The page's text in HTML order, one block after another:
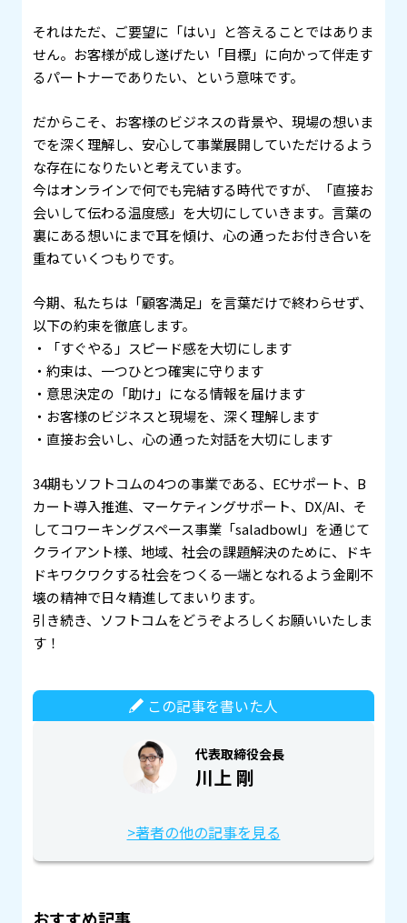
それはただ、ご要望に「はい」と答えることではありま
せん。お客様が成し遂げたい「目標」に向かって伴走す
るパートナーでありたい、という意味です。
だからこそ、お客様のビジネスの背景や、現場の想いま
でを深く理解し、安心して事業展開していただけるよう
な存在になりたいと考えています。
今はオンラインで何でも完結する時代ですが、「直接お
会いして伝わる温度感」を大切にしていきます。言葉の
裏にある想いにまで耳を傾け、心の通ったお付き合いを
重ねていくつもりです。
今期、私たちは「顧客満足」を言葉だけで終わらせず、
以下の約束を徹底します。
・「すぐやる」スピード感を大切にします
・約束は、一つひとつ確実に守ります
・意思決定の「助け」になる情報を届けます
・お客様のビジネスと現場を、深く理解します
・直接お会いし、心の通った対話を大切にします
34期もソフトコムの4つの事業である、ECサポート、B
カート導入推進、マーケティングサポート、DX/AI、そ
してコワーキングスペース事業「saladbowl」を通じて
クライアント様、地域、社会の課題解決のために、ドキ
ドキワクワクする社会をつくる一端となれるよう金剛不
壊の精神で日々精進してまいります。
引き続き、ソフトコムをどうぞよろしくお願いいたしま
す！
この記事を書いた人
代表取締役会長
川上 剛
>著者の他の記事を見る